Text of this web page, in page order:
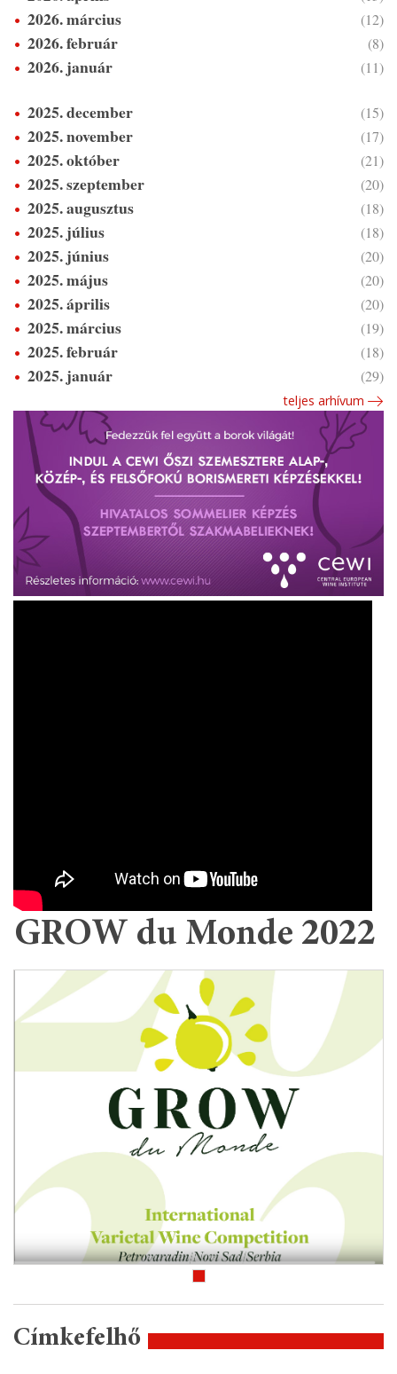
2026. március (12)
2026. február (8)
2026. január (11)
2025. december (15)
2025. november (17)
2025. október (21)
2025. szeptember (20)
2025. augusztus (18)
2025. július (18)
2025. június (20)
2025. május (20)
2025. április (20)
2025. március (19)
2025. február (18)
2025. január (29)
teljes arhívum
GROW du Monde 2022
Címkefelhő